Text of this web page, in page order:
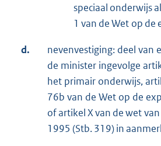
speciaal onderwijs
1 van de Wet op de
d.
nevenvestiging: deel van
de minister ingevolge
het primair onderwijs,
76b van de Wet op de
of artikel X van de wet
1995 (Stb. 319) in